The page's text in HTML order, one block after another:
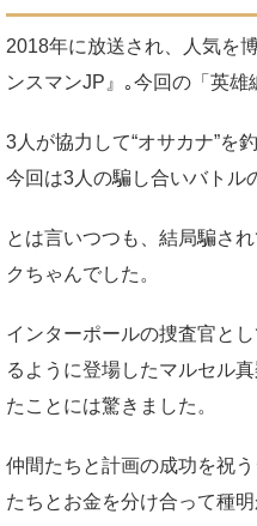
2018年に放送され、人気を
ンスマンJP』｡今回の「英雄
3人が協力して“オサカナ”を
今回は3人の騙し合いバトル
とは言いつつも、結局騙さ
クちゃんでした。
インターポールの捜査官と
るように登場したマルセル
たことには驚きました。
仲間たちと計画の成功を祝
たちとお金を分け合って種